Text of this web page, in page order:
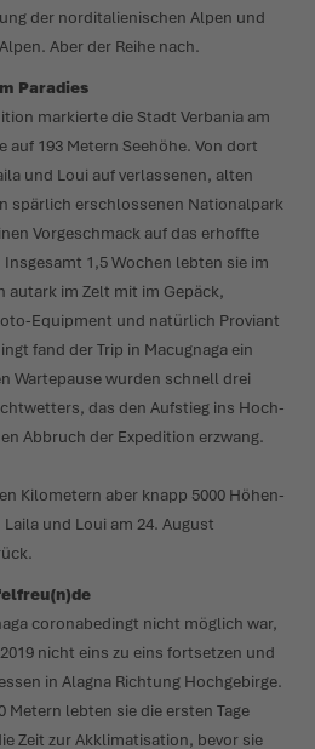
der nord­i­ta­lie­nischen Alpen und
Aber der Reihe nach.
Paradies
markierte die Stadt Verbania am
auf 193 Metern Seehöhe. Von dort
und Loui auf verlassenen, alten
spärlich erschlossenen Nati­o­nalpark
Vorge­schmack auf das erhoffte
1,5 Wochen lebten sie im
im Zelt mit im Gepäck,
Equipment und natürlich Proviant
fand der Trip in Macugnaga ein
Wartepause wurden schnell drei
das den Aufstieg ins Hoch­
Abbruch der Expedition erzwang.
Kilo­metern aber knapp 5000 Höhen­
und Loui am 24. August
coro­na­bedingt nicht möglich war,
nicht eins zu eins fort­setzen und
in Alagna Richtung Hoch­gebirge.
Metern lebten sie die ersten Tage
Zeit zur Akkli­ma­ti­sation, bevor sie